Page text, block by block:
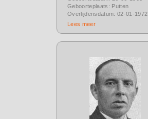
Geboorteplaats: Putten
Overlijdensdatum: 02-01-1972
Lees meer